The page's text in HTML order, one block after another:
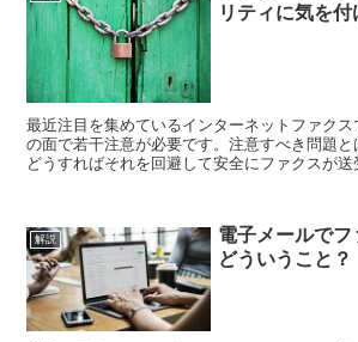
リティに気を付
最近注目を集めているインターネットファクス
の面で若干注意が必要です。注意すべき問題と
どうすればそれを回避して安全にファクスが
解説
電子メールで
どういうこと？